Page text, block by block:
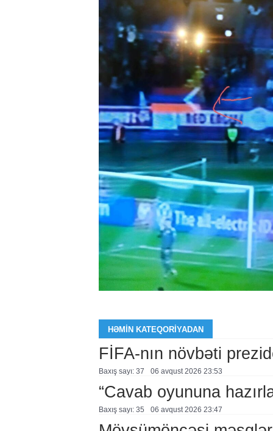
HƏMIN KATEQORIYADAN
FİFA-nın növbəti
Baxış sayı: 37 06 avqust 2026 23:53
“Cavab oyununa
Baxış sayı: 35 06 avqust 2026 23:47